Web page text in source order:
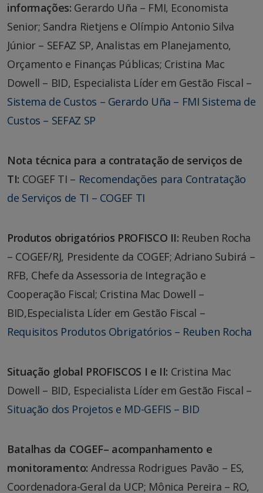
informações: Gerardo Uña – FMI, Economista
Senior; Sandra Rietjens e Olímpio Antonio Silva
Júnior – SEFAZ SP, Analistas em Planejamento,
Orçamento e Finanças Públicas; Cristina Mac
Dowell – BID, Especialista Líder em Gestão Fiscal –
Sistema de Custos – Gerardo Uña – FMI Sistema de
Custos – SEFAZ SP
Nota técnica para a contratação de serviços de
TI: COGEF TI – Recomendações para Contratação
de Serviços de TI – COGEF TI
Produtos obrigatórios PROFISCO II: Reuben Rocha
– COGEF/RJ, Presidente da COGEF; Adriano Subirá –
RFB, Chefe da Assessoria de Integração e
Cooperação Fiscal; Cristina Mac Dowell –
BID,Especialista Líder em Gestão Fiscal –
Requisitos Produtos Obrigatórios – Reuben Rocha
Situação global PROFISCOS I e II: Cristina Mac
Dowell – BID, Especialista Líder em Gestão Fiscal –
Situação dos Projetos e MD-GEFIS – BID
Batalhas da COGEF– acompanhamento e
monitoramento: Andressa Rodrigues Pavão – ES,
Coordenadora-Geral da UCP; Mônica Pereira – RO,